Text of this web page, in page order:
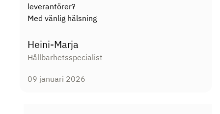
leverantörer?
Med vänlig hälsning
Heini-Marja
Hållbarhetsspecialist
09 januari 2026